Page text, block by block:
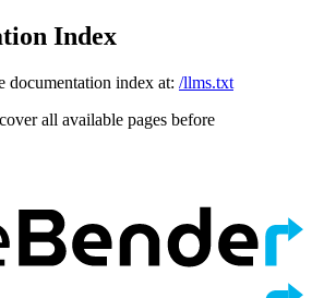
Index
documentation index at: /llms.txt
all available pages before